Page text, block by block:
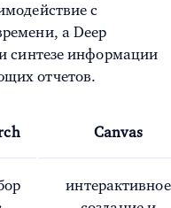
с
а Deep
синтезе информации
отчетов.
Canvas
интерактивное